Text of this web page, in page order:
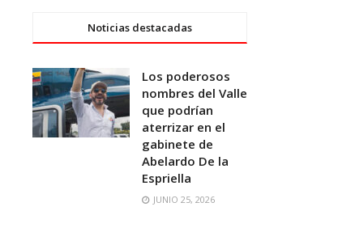
Noticias destacadas
Los poderosos
nombres del Valle
que podrían
aterrizar en el
gabinete de
Abelardo De la
Espriella
JUNIO 25, 2026